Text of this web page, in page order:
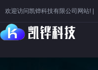
欢迎访问凯铧科技有限公司网站! |